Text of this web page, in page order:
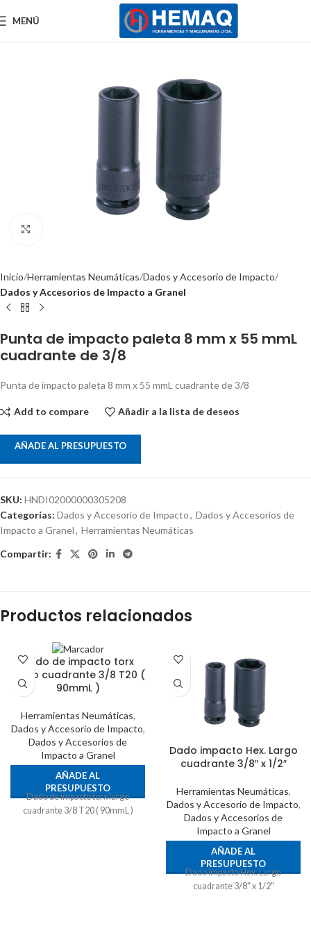
MENÚ
Inicio Herramientas Neumáticas Dados y Accesorio de Impacto
Dados y Accesorios de Impacto a Granel
Punta de impacto paleta 8 mm x 55 mmL
cuadrante de 3/8
Punta de impacto paleta 8 mm x 55 mmL cuadrante de 3/8
Add to compare Añadir a la lista de deseos
AÑADE AL PRESUPUESTO
SKU: HNDI02000000305208
Categorías: Dados y Accesorio de Impacto, Dados y Accesorios de
Impacto a Granel, Herramientas Neumáticas
Compartir:
Productos relacionados
Dado de impacto torx
largo cuadrante 3/8 T20 (
90mmL )
Herramientas Neumáticas,
Dados y Accesorio de Impacto,
Dados y Accesorios de
Impacto a Granel
AÑADE AL
PRESUPUESTO
Dado de impacto torx largo
cuadrante 3/8 T20 ( 90mmL )
Dado impacto Hex. Largo
cuadrante 3/8″ x 1/2″
Herramientas Neumáticas,
Dados y Accesorio de Impacto,
Dados y Accesorios de
Impacto a Granel
AÑADE AL
PRESUPUESTO
Dado impacto Hex. Largo
cuadrante 3/8" x 1/2"